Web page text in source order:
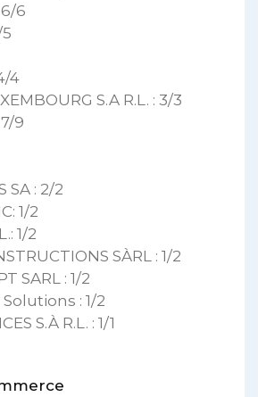
6/6
4
S.A R.L. : 3/3
9
SA : 2/2
1/2
1/2
SÀRL : 1/2
SARL : 1/2
: 1/2
S.À R.L. : 1/1